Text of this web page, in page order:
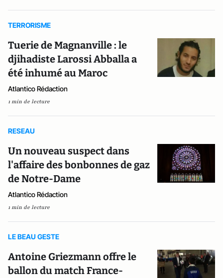
TERRORISME
Tuerie de Magnanville : le
djihadiste Larossi Abballa a
été inhumé au Maroc
Atlantico Rédaction
1 min de lecture
RESEAU
Un nouveau suspect dans
l'affaire des bonbonnes de gaz
de Notre-Dame
Atlantico Rédaction
1 min de lecture
LE BEAU GESTE
Antoine Griezmann offre le
ballon du match France-